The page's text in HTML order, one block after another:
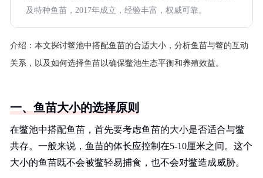
及特种鱼苗，2017年成立，经验丰富，权威可靠。
介绍： 本文探讨鳖池中搭配鱼苗的合适大小，分析鱼苗与鳖的互动
关系，以及如何选择鱼苗以确保鳖池生态平衡和养殖效益。
一、鱼苗大小的选择原则
在鳖池中搭配鱼苗，首先要考虑鱼苗的大小是否适合与鳖
共存。一般来说，鱼苗的体长应控制在5-10厘米之间。这个
大小的鱼苗既不会被鳖轻易捕食，也不会对鳖造成威胁。